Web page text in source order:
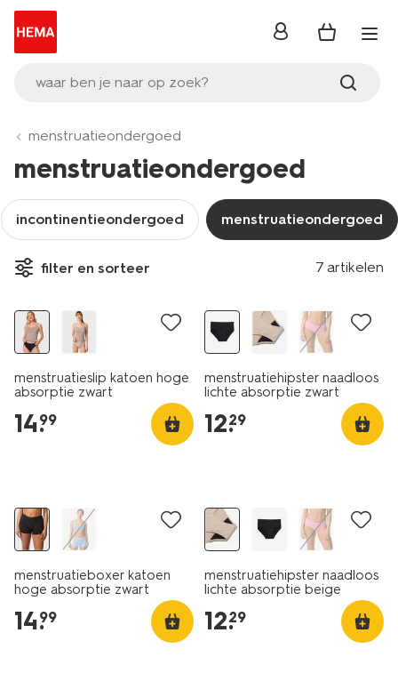
waar ben je naar op zoek?
inloggen
menstruatieondergoed
menstruatieondergoed
incontinentieondergoed menstruatieondergoed
filter en sorteer 7 artikelen
menstruatieslip katoen hoge
absorptie zwart
14.
99
menstruatiehipster naadloos
lichte absorptie zwart
12.
29
menstruatieboxer katoen
hoge absorptie zwart
14.
99
menstruatiehipster naadloos
lichte absorptie beige
12.
29